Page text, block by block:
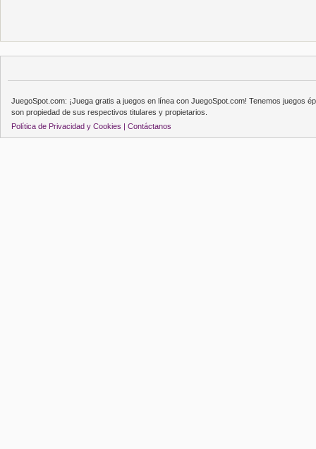
JuegoSpot.com: ¡Juega gratis a juegos en línea con JuegoSpot.com! Tenemos juegos
son propiedad de sus respectivos titulares y propietarios.
Política de Privacidad y Cookies | Contáctanos